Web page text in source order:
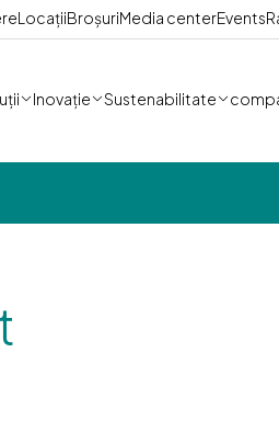
LocațiiBroșuriMedia centerEvents
Inovație Sustenabilitate